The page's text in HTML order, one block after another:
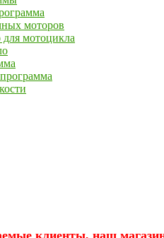
моторов
мотоцикла
клиенты, наш магазин